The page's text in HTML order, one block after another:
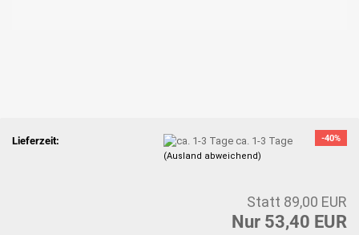
-40%
Lieferzeit: ca. 1-3 Tage
(Ausland abweichend)
Statt 89,00 EUR
Nur 53,40 EUR